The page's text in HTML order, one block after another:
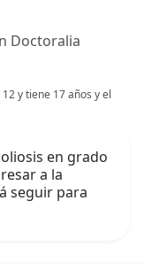
Doctoralia
y tiene 17 años y el
en grado
a la
seguir para